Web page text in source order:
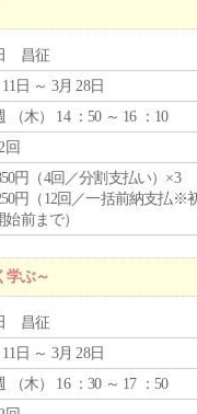
昌征
日 ～ 3月 28日
（木） 14 ：50 ～ 16 ：10
回
円（4回／分割支払い）×3
円（12回／一括前納支払※
始前まで）
ぶ～
昌征
日 ～ 3月 28日
（木） 16 ：30 ～ 17 ：50